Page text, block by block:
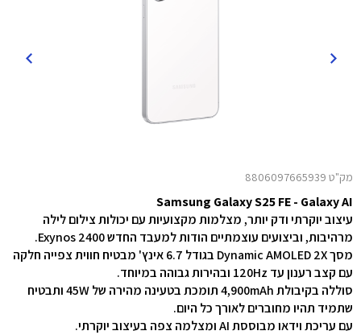
מק"ט 8806097665939
Samsung Galaxy S25 FE - Galaxy AI
עיצוב יוקרתי ודק יותר, מצלמות מקצועיות עם יכולות צילום לילה
מרהיבות, וביצועים עוצמתיים הודות למעבד החדש Exynos 2400.
מסך Dynamic AMOLED 2X בגודל 6.7 אינץ' מבטיח חווית צפייה חלקה
עם קצב רענון עד 120Hz ובהירות גבוהה במיוחד.
סוללה בקיבולת 4,900mAh תומכת בטעינה מהירה של 45W ותבטיח
שתמיד תהיו מחוברים לאורך כל היום.
עם עריכת וידאו מבוססת AI ומצלמה צפה בעיצוב יוקרתי.